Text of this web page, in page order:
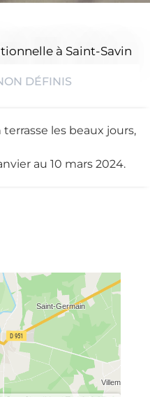
à Saint-Savin
DÉFINIS
les beaux jours,
au 10 mars 2024.